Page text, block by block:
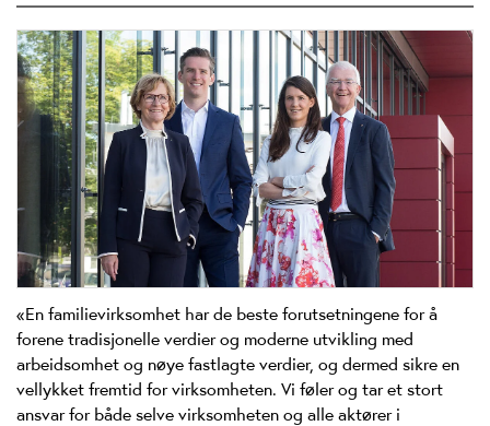
«En familievirksomhet har de beste forutsetningene for å
forene tradisjonelle verdier og moderne utvikling med
arbeidsomhet og nøye fastlagte verdier, og dermed sikre en
vellykket fremtid for virksomheten. Vi føler og tar et stort
ansvar for både selve virksomheten og alle aktører i